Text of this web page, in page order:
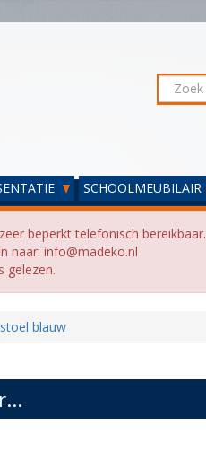
SCHOOLMEUBILAIR
beperkt telefonisch bereikbaar.
naar: info@madeko.nl
gelezen.
blauw